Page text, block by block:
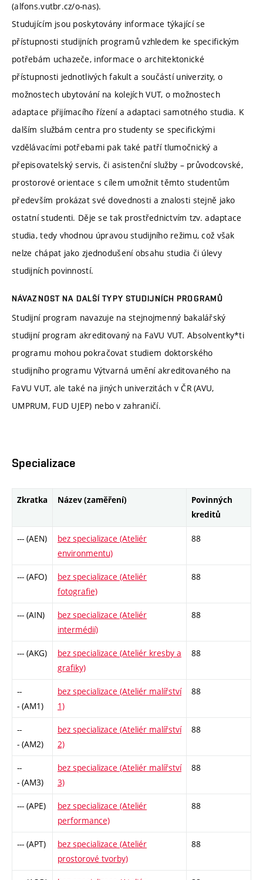
(alfons.vutbr.cz/o-nas).
Studujícím jsou poskytovány informace týkající se
přístupnosti studijních programů vzhledem ke specifickým
potřebám uchazeče, informace o architektonické
přístupnosti jednotlivých fakult a součástí univerzity, o
možnostech ubytování na kolejích VUT, o možnostech
adaptace přijímacího řízení a adaptaci samotného studia. K
dalším službám centra pro studenty se specifickými
vzdělávacími potřebami pak také patří tlumočnický a
přepisovatelský servis, či asistenční služby – průvodcovské,
prostorové orientace s cílem umožnit těmto studentům
především prokázat své dovednosti a znalosti stejně jako
ostatní studenti. Děje se tak prostřednictvím tzv. adaptace
studia, tedy vhodnou úpravou studijního režimu, což však
nelze chápat jako zjednodušení obsahu studia či úlevy
studijních povinností.
NÁVAZNOST NA DALŠÍ TYPY STUDIJNÍCH PROGRAMŮ
Studijní program navazuje na stejnojmenný bakalářský
studijní program akreditovaný na FaVU VUT. Absolventky*ti
programu mohou pokračovat studiem doktorského
studijního programu Výtvarná umění akreditovaného na
FaVU VUT, ale také na jiných univerzitách v ČR (AVU,
UMPRUM, FUD UJEP) nebo v zahraničí.
Specializace
Zkratka Název (zaměření)
Povinných
kreditů
--- (AEN)
bez specializace (Ateliér
environmentu)
88
--- (AFO)
bez specializace (Ateliér
fotografie)
88
--- (AIN)
bez specializace (Ateliér
intermédií)
88
--- (AKG)
bez specializace (Ateliér kresby a
grafiky)
88
--
- (AM1)
bez specializace (Ateliér malířství
1)
88
--
- (AM2)
bez specializace (Ateliér malířství
2)
88
--
- (AM3)
bez specializace (Ateliér malířství
3)
88
--- (APE)
bez specializace (Ateliér
performance)
88
--- (APT)
bez specializace (Ateliér
prostorové tvorby)
88